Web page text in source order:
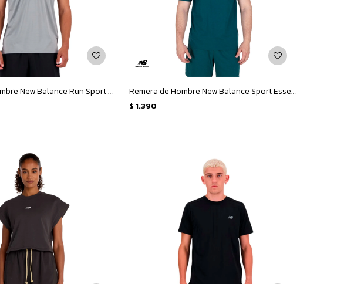
Remera de Hombre New Balance Run Sport Essentials Tecnica - Gris Remera de Hombre New Balance Sport Essentials Cotton - Verde
$ 1.390